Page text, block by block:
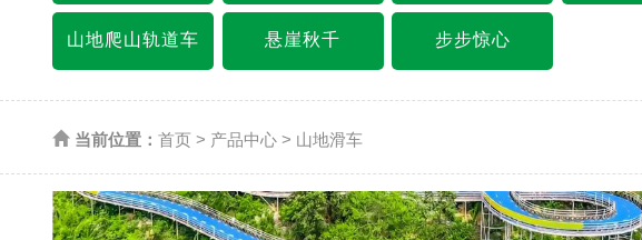
山地爬山轨道车 悬崖秋千 步步惊心
当前位置： 首页 > 产品中心 > 山地滑车